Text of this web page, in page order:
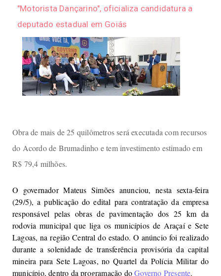
"Motorista Dançarino", oficializa candidatura a
deputado estadual em Goiás
Obra de mais de 25 quilômetros será executada com recursos
do Acordo de Brumadinho e tem investimento estimado em
R$ 79,4 milhões.
O governador Mateus Simões anunciou, nesta sexta-feira
(29/5), a publicação do edital para contratação da empresa
responsável pelas obras de pavimentação dos 25 km da
rodovia municipal que liga os municípios de Araçaí e Sete
Lagoas, na região Central do estado. O anúncio foi realizado
durante a solenidade de transferência provisória da capital
mineira para Sete Lagoas, no Quartel da Polícia Militar do
município, dentro da programação doGoverno Presente.